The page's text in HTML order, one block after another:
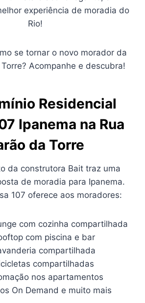
experiência de moradia do
Rio!
se tornar o novo morador da
Acompanhe e descubra!
Residencial
Ipanema na Rua
da Torre
da construtora Bait traz uma
de moradia para Ipanema.
107 oferece aos moradores:
com cozinha compartilhada
com piscina e bar
compartilhada
compartilhadas
nos apartamentos
On Demand e muito mais